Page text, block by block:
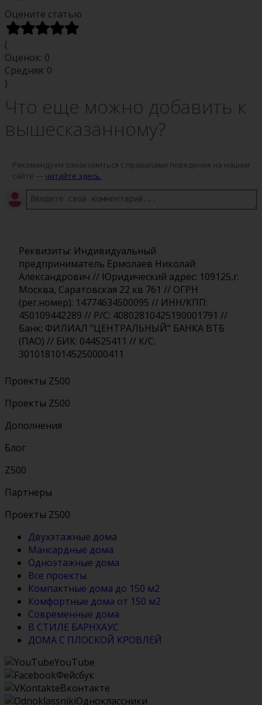
Оцените статью
(
Оценок: 0
Средняя: 0
)
Что еще можно добавить к
вышесказанному?
Рекомендуем ознакомиться с правилами поведения на нашем
сайте — читайте здесь.
Реквизиты: Индивидуальный
предприниматель Ермолаев Николай
Александрович // Юридический адрес: 109125,г.
Москва, Саратовская 22 кв 761 // ОГРН
(рег.номер): 14774634500095 // ИНН/КПП:
450109442289 // Р/С: 40802810425190001791 //
Банк: ФИЛИАЛ "ЦЕНТРАЛЬНЫЙ" БАНКА ВТБ
(ПАО) // БИК: 044525411 // К/С:
30101810145250000411
Проекты Z500
Проекты Z500
Дополнения
Блог
Z500
Партнеры
Проекты Z500
Двухэтажные дома
Мансардные дома
Одноэтажные дома
Все проекты
Компактные дома до 150 м2
Комфортные дома от 150 м2
Современные дома
В СТИЛЕ БАРНХАУС
ДОМА С ПЛОСКОЙ КРОВЛЕЙ
YouTube
Фейсбук
Вконтакте
Одноклассники